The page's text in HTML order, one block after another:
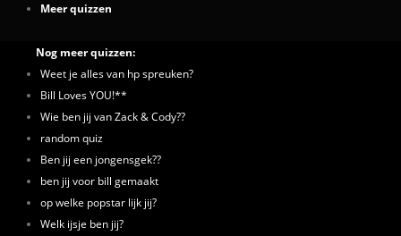
Meer quizzen
Nog meer quizzen:
Weet je alles van hp spreuken?
Bill Loves YOU!**
Wie ben jij van Zack & Cody??
random quiz
Ben jij een jongensgek??
ben jij voor bill gemaakt
op welke popstar lijk jij?
Welk ijsje ben jij?